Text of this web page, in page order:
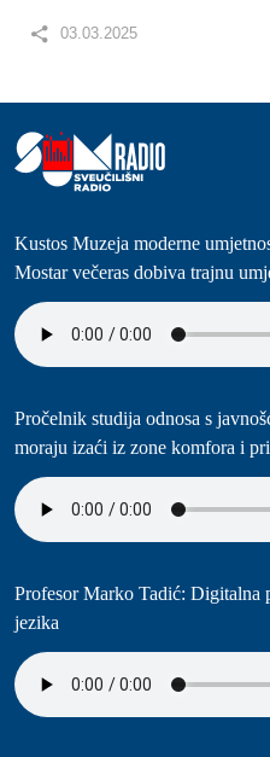
03.03.2025
Kustos Muzeja moderne
Mostar večeras dobiva trajnu
Pročelnik studija odnosa s
moraju izaći iz zone komfora i
Profesor Marko Tadić: Digitalna
jezika